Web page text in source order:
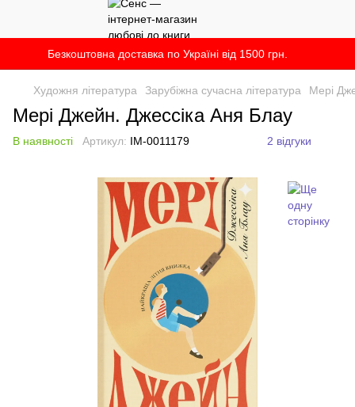
Безкоштовна доставка по Україні від 1500 грн.
Художня література Зарубіжна сучасна література Мері
Мері Джейн. Джессіка Аня Блау
В наявності Артикул: IM-0011179 2 відгуки